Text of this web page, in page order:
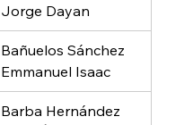
Jorge Dayan
Bañuelos Sánchez
Emmanuel Isaac
Barba Hernández